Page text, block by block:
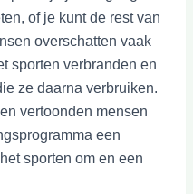
of je kunt de rest van
overschatten vaak
sporten verbranden en
ze daarna verbruiken.
vertoonden mensen
een
sporten om en een